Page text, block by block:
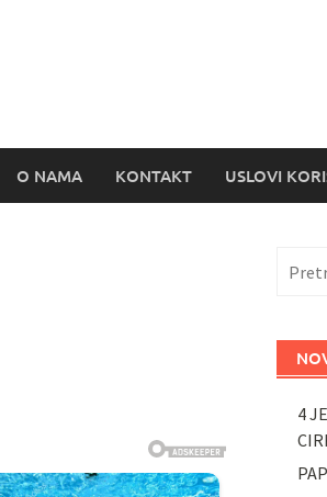
O NAMA KONTAKT USLOVI
4